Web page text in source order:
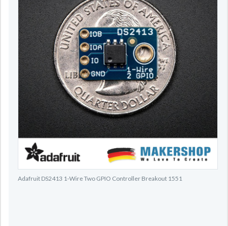
Adafruit DS2413 1-Wire Two GPIO Controller Breakout 1551